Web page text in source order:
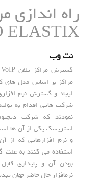
راه اندازی
ELASTIX
نت وب
مراکز بر اساس مدل های
ایجاد و گسترش نرم
شرکت هایی اقدام به
نمودند که شرکت
استریسک یکی از آن ها
و نرم افزارهایی که از
استفاده می کنند به
بودن آن و پایداری
نرمافزار حال حاضر جهان